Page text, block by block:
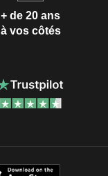
+ de 20 ans
à vos côtés